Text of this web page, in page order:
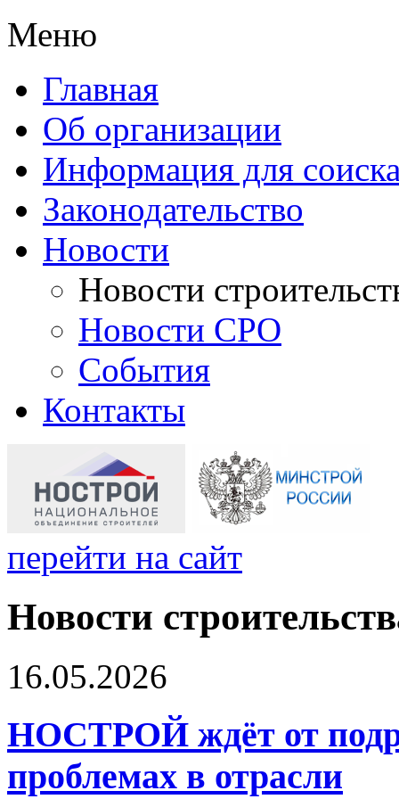
Меню
Главная
Об организации
Информация для
Законодательство
Новости
Новости
Новости СРО
События
Контакты
перейти на сайт
Новости
16.05.2026
НОСТРОЙ ждёт от
проблемах в отрасли